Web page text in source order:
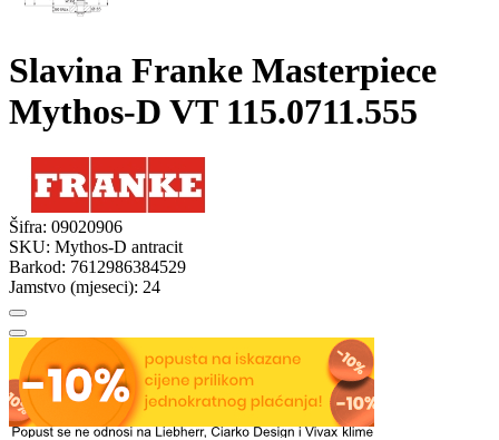
Slavina Franke Masterpiece
Mythos-D VT 115.0711.555
Šifra: 09020906
SKU: Mythos-D antracit
Barkod: 7612986384529
Jamstvo (mjeseci): 24